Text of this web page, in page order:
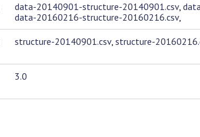
data-20140901-structure-20140901.csv,
data-20160216-structure-20160216.csv,
structure-20140901.csv, structure-
3.0